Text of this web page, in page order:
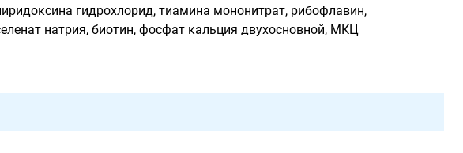
гидрохлорид, тиамина мононитрат, рибофлавин,
натрия, биотин, фосфат кальция двухосновной, МКЦ